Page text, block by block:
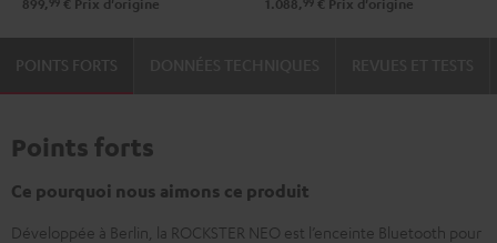
899, € Prix d'origine 1.088, € Prix d'origine
POINTS FORTS
Points forts
Ce pourquoi nous aimons ce produit
Développée à Berlin, la ROCKSTER NEO est l’enceinte Bluetooth pour